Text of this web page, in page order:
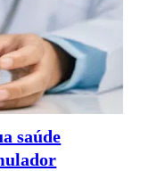
saúde